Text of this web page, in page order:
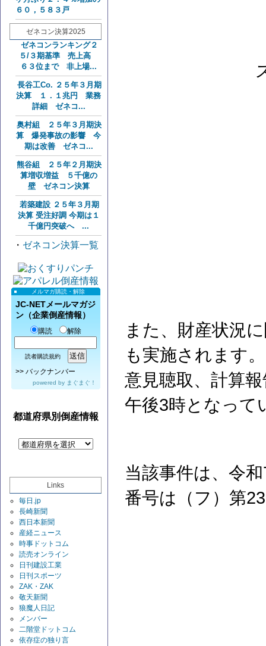
６０，５８３戸
ゼネコン決算2025
ゼネコンランキング２
５/３期基準 売上高
６３位まで 非上場...
長谷工Co. ２５年３月期
決算 １．１兆円 業務
詳細 ゼネコ...
奥村組 ２５年３月期決
算 爆発事故の影響 今
期は改善 ゼネコ...
熊谷組 ２５年２月期決
算増収増益 ５千億の
壁 ゼネコン決算
若築建設 ２５年３月期
決算 受注好調 今期は１
千億円突破へ ...
・ ゼネコン決算一覧
メルマガ購読・解除
JC-NETメールマガジ
ン（企業倒産情報）
購読 解除
読者購読規約
>> バックナンバー
powered by まぐまぐ！
都道府県別倒産情報
Links
毎日.jp
長崎新聞
西日本新聞
産経ニュース
時事ドットコム
読売オンライン
日刊建設工業
日刊スポーツ
ZAK・ZAK
敬天新聞
狼魔人日記
メンバー
二階堂ドットコム
依存症の独り言
また、財産状況
も実施されます
意見聴取、計算
午後3時となって
当該事件は、令
番号は（フ）第